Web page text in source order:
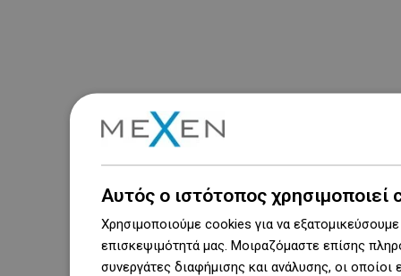
Αυτός ο ιστότοπος χρησιμοποιεί
Χρησιμοποιούμε cookies για να
επισκεψιμότητά μας. Μοιραζόμαστε επίσης
συνεργάτες διαφήμισης και ανάλυσης, οι